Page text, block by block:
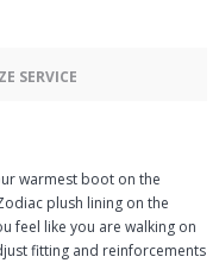
SERVICE
warmest boot on the
plush lining on the
feel like you are walking on
fitting and reinforcements